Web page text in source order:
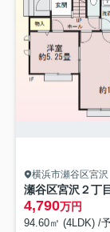
横浜市瀬谷区宮沢
瀬谷区宮沢２丁目
4,790万円
94.60㎡ (4LDK) /